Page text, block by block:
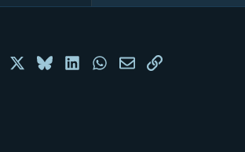
Facebook BlueskyLinkedInWhatsApp
Sähköposti
Linkki